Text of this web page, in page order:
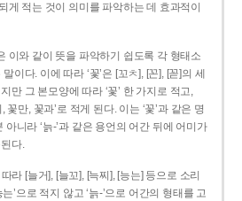
게 적는 것이 의미를 파악하는 데 효과적이
이와 같이 뜻을 파악하기 쉽도록 각 형태소
이다. 이에 따라 ‘꽃’은 [꼬ㅊ], [꼰], [꼳]의 세
만 그 본모양에 따라 ‘꽃’ 한 가지로 적고,
꽃만, 꽃과’로 적게 된다. 이는 ‘꽃’과 같은 명
니라 ‘늙-’과 같은 용언의 어간 뒤에 어미가
다.
라 [늘거], [늘꼬], [늑찌], [능는] 등으로 소리
’으로 적지 않고 ‘늙-’으로 어간의 형태를 고